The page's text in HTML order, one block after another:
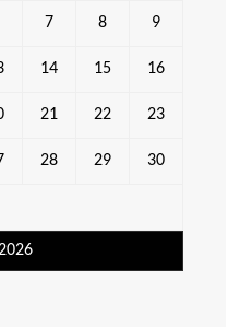
7 8 9
14 15 16
21 22 23
28 29 30